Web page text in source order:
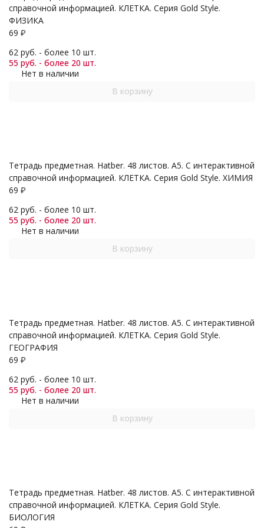
справочной информацией. КЛЕТКА. Серия Gold Style.
ФИЗИКА
69 ₽
62 руб. - более 10 шт.
55 руб. - более 20 шт.
Нет в наличии
В корзину
Тетрадь предметная. Hatber. 48 листов. А5. С интерактивной
справочной информацией. КЛЕТКА. Серия Gold Style. ХИМИЯ
69 ₽
62 руб. - более 10 шт.
55 руб. - более 20 шт.
Нет в наличии
В корзину
Тетрадь предметная. Hatber. 48 листов. А5. С интерактивной
справочной информацией. КЛЕТКА. Серия Gold Style.
ГЕОГРАФИЯ
69 ₽
62 руб. - более 10 шт.
55 руб. - более 20 шт.
Нет в наличии
В корзину
Тетрадь предметная. Hatber. 48 листов. А5. С интерактивной
справочной информацией. КЛЕТКА. Серия Gold Style.
БИОЛОГИЯ